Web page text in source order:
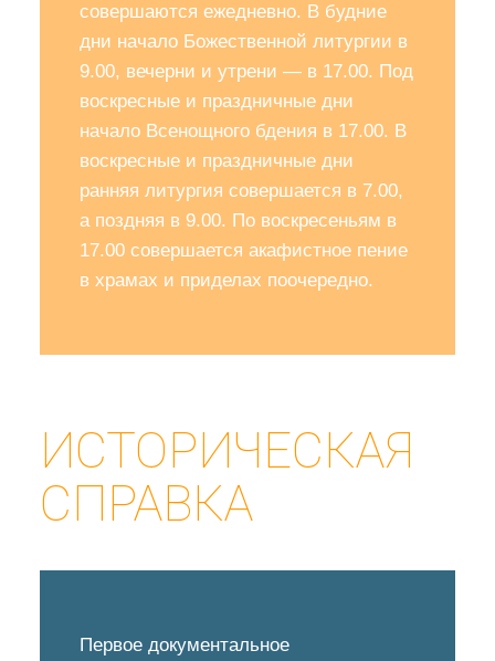
совершаются ежедневно. В будние
дни начало Божественной литургии в
9.00, вечерни и утрени — в 17.00. Под
воскресные и праздничные дни
начало Всенощного бдения в 17.00. В
воскресные и праздничные дни
ранняя литургия совершается в 7.00,
а поздняя в 9.00. По воскресеньям в
17.00 совершается акафистное пение
в храмах и приделах поочередно.
ИСТОРИЧЕСКАЯ
СПРАВКА
Первое документальное